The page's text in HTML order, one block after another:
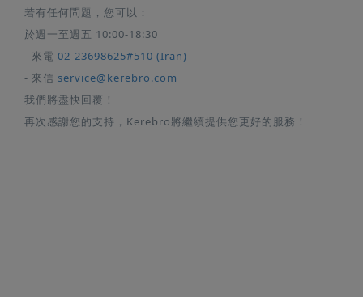
若有任何問題，您可以：
於週一至週五 10:00-18:30
- 來電 02-23698625#510 (Iran)
- 來信 service@kerebro.com
我們將盡快回覆！
再次感謝您的支持，Kerebro將繼續提供您更好的服務！